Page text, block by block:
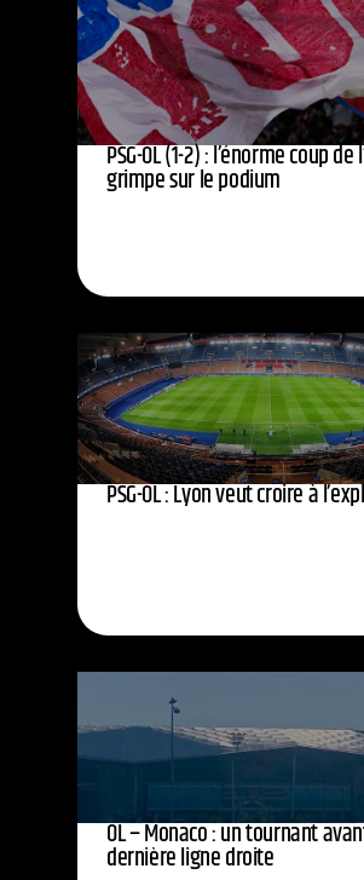
PSG-OL (1-2) : l’énorme coup de
grimpe sur le podium
PSG-OL : Lyon veut croire à
OL – Monaco : un tournant
dernière ligne droite